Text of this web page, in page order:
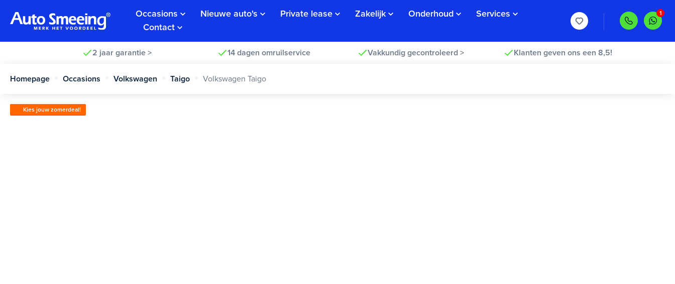
Occasions Nieuwe auto's Private lease Zakelijk Onderhoud
Services
Contact
2 jaar garantie > 14 dagen omruilservice Vakkundig gecontroleerd > Klanten geven ons een 8,5!
Homepage Occasions Volkswagen Taigo Volkswagen Taigo
Kies jouw zomerdeal!